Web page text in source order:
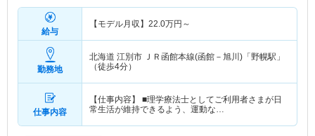
給与
【モデル月収】 22.0万円～
勤務地
北海道 江別市 ＪＲ函館本線(函館－旭川)「野幌駅」
（徒歩4分）
仕事内容
【仕事内容】 ■理学療法士としてご利用者さまが日
常生活が維持できるよう、運動な…